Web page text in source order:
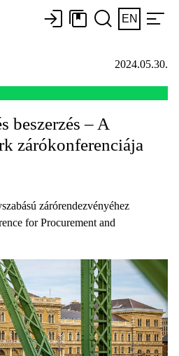
EN
2024.05.30.
beszerzés – A
zárókonferenciája
zárórendezvényéhez
for Procurement and